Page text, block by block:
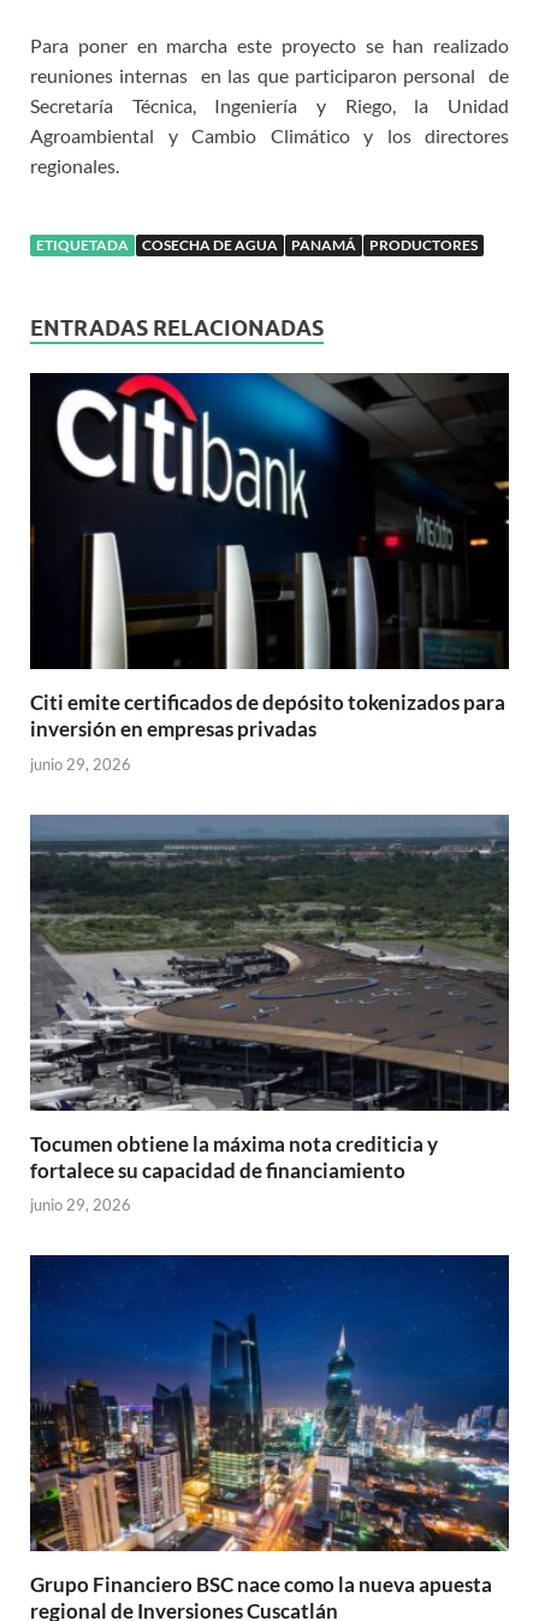
Para poner en marcha este proyecto se han realizado
reuniones internas en las que participaron personal de
Secretaría Técnica, Ingeniería y Riego, la Unidad
Agroambiental y Cambio Climático y los directores
regionales.
ETIQUETADA COSECHA DE AGUA PANAMÁ PRODUCTORES
ENTRADAS RELACIONADAS
Citi emite certificados de depósito tokenizados para
inversión en empresas privadas
junio 29, 2026
Tocumen obtiene la máxima nota crediticia y
fortalece su capacidad de financiamiento
junio 29, 2026
Grupo Financiero BSC nace como la nueva apuesta
regional de Inversiones Cuscatlán